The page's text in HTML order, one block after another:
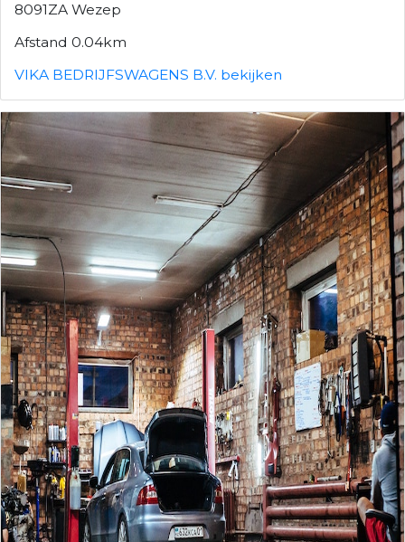
8091ZA Wezep
Afstand 0.04km
VIKA BEDRIJFSWAGENS B.V. bekijken